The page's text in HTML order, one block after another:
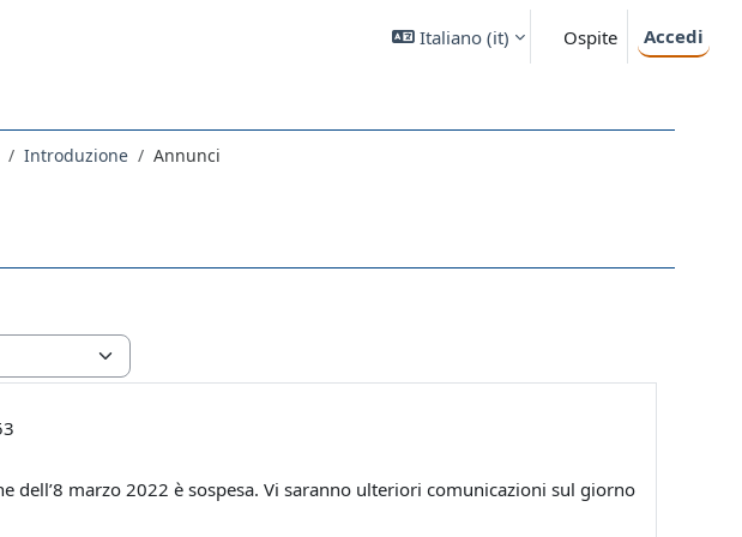
Italiano ‎(it)‎ Ospite Accedi
Introduzione Annunci
dell’8 marzo 2022 è sospesa. Vi saranno ulteriori comunicazioni sul giorno